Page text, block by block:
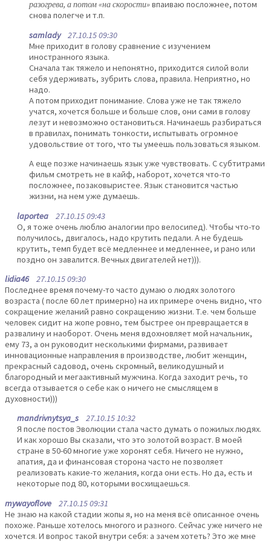
разогрева, а потом «на скорости»впаиваю посложнее, потом
снова полегче и т.п.
samlady27.10.15 09:30
Мне приходит в голову сравнение с изучением
иностранного языка.
Сначала так тяжело и непонятно, приходится силой воли
себя удерживать, зубрить слова, правила. Неприятно, но
надо.
А потом приходит понимание. Слова уже не так тяжело
учатся, хочется больше и больше слов, они сами в голову
лезут и невозможно остановиться. Начинаешь разбираться
в правилах, понимать тонкости, испытывать огромное
удовольствие от того, что ты умеешь пользоваться языком.
А еще позже начинаешь язык уже чувствовать. С субтитрами
фильм смотреть не в кайф, наборот, хочется что-то
посложнее, позаковыристее. Язык становится частью
жизни, на нем уже думаешь.
laportea 27.10.15 09:43
О, я тоже очень люблю аналогии про велосипед). Чтобы что-то
получилось, двигалось, надо крутить педали. А не будешь
крутить, темп будет всё медленнее и медленнее, и рано или
поздно он завалится. Вечных двигателей нет))).
lidia4627.10.15 09:30
Последнее время почему-то часто думаю о людях золотого
возраста ( после 60 лет примерно) на их примере очень видно, что
сокращение желаний равно сокращению жизни. Т.е. чем больше
человек сидит на жопе ровно, тем быстрее он превращается в
развалину и наоборот. Очень меня вдохновляет мой начальник,
ему 73, а он руководит несколькими фирмами, развивает
инновационные направления в производстве, любит женщин,
прекрасный садовод, очень скромный, великодушный и
благородный и мегаактивный мужчина. Когда заходит речь, то
всегда отзывается о себе как о ничего не смыслящем в
духовности)))
mandrivnytsya_s 27.10.15 10:32
Я после постов Эволюции стала часто думать о пожилых людях.
И как хорошо Вы сказали, что это золотой возраст. В моей
стране в 50-60 многие уже хоронят себя. Ничего не нужно,
апатия, да и финансовая сторона часто не позволяет
реализовать какие-то желания, когда они есть. Но да, есть и
некоторые под 80, которыми восхищаешься.
mywayoflove 27.10.15 09:31
Не знаю на какой стадии жопы я, но на меня всё описанное очень
похоже. Раньше хотелось многого и разного. Сейчас уже ничего не
хочется. И вопрос такой внутри себя: а зачем хотеть? Это же мне